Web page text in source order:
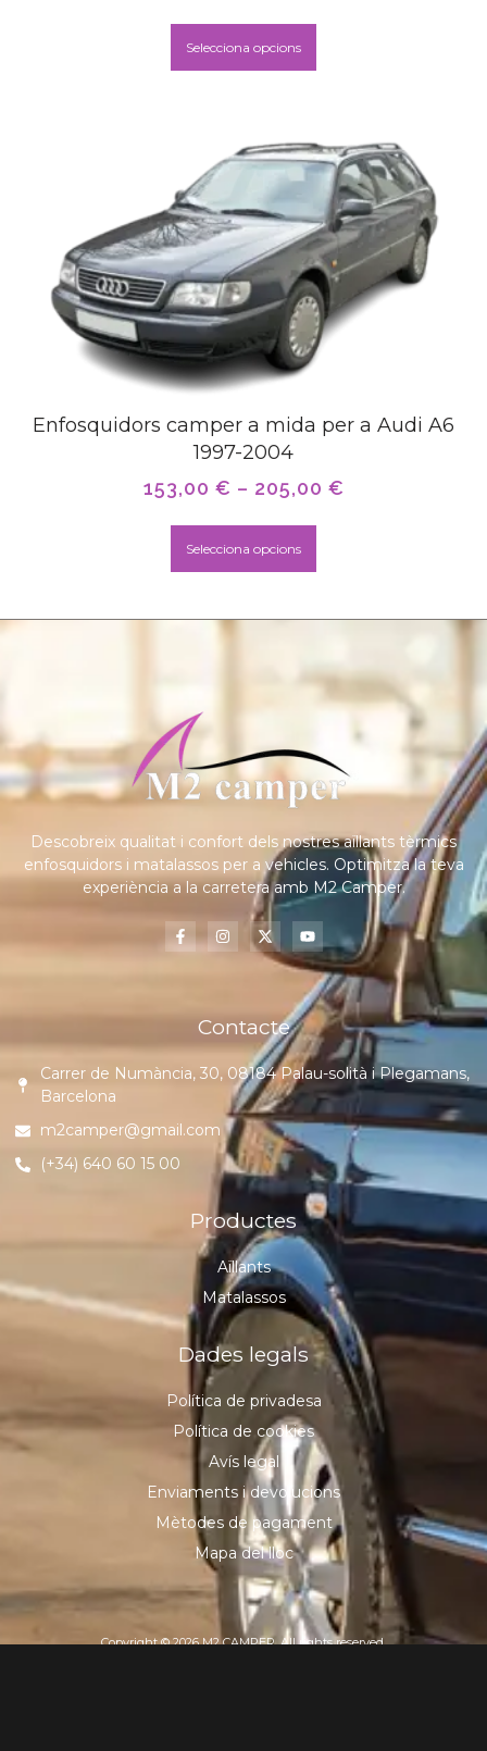
Selecciona opcions
Enfosquidors camper a mida per a Audi A6
1997-2004
153,00 € – 205,00 €
Selecciona opcions
Descobreix qualitat i confort dels nostres aïllants tèrmics
enfosquidors i matalassos per a vehicles. Optimitza la teva
experiència a la carretera amb M2 Camper.
Contacte
Carrer de Numància, 30, 08184 Palau-solità i Plegamans,
Barcelona
m2camper@gmail.com
(+34) 640 60 15 00
Productes
Aïllants
Matalassos
Dades legals
Política de privadesa
Política de cookies
Avís legal
Enviaments i devolucions
Mètodes de pagament
Mapa del lloc
Copyright © 2026 M2 CAMPER, All rights reserved.